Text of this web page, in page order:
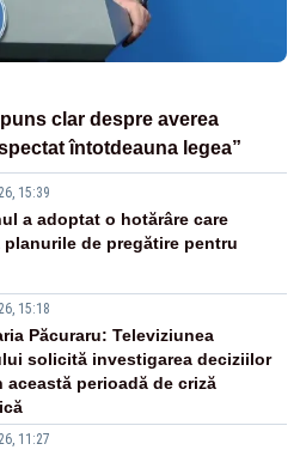
clar despre averea
întotdeauna legea”
15:39
a adoptat o hotărâre care
planurile de pregătire pentru
15:18
Păcuraru: Televiziunea
solicită investigarea deciziilor
această perioadă de criză
11:27